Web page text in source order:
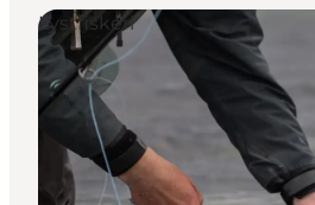
Oplevelser
Outdoor
Mad og drikke
Overnatning
Book lokale oplevelser
Lystfiskeri